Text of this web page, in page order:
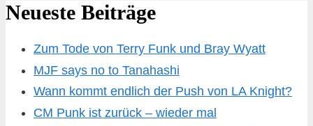
Neueste Beiträge
Zum Tode von Terry Funk und Bray Wyatt
MJF says no to Tanahashi
Wann kommt endlich der Push von LA Knight?
CM Punk ist zurück – wieder mal